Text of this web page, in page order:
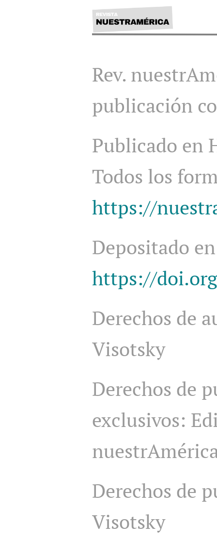
Rev.
publicación
Publicado en
Todos los
https://
Depositado
https://
Derechos de
Visotsky
Derechos de
exclusivos:
Derechos de
Visotsky